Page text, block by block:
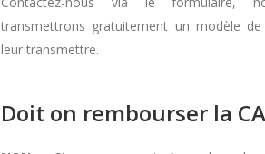
transmettrons gratuitement un modèle
leur transmettre.
Doit on rembourser la